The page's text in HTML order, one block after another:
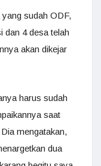
sudah ODF,
dan 4 desa telah
akan dikejar
harus sudah
saat
mengatakan,
dua